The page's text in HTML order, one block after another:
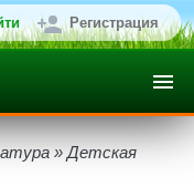
Регистрация
» Детская